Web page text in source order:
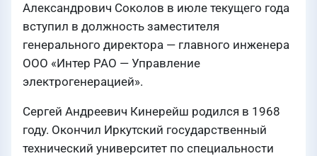
Александрович Соколов в июле текущего года
вступил в должность заместителя
генерального директора — главного инженера
ООО «Интер РАО — Управление
электрогенерацией».
Сергей Андреевич Кинерейш родился в 1968
году. Окончил Иркутский государственный
технический университет по специальности